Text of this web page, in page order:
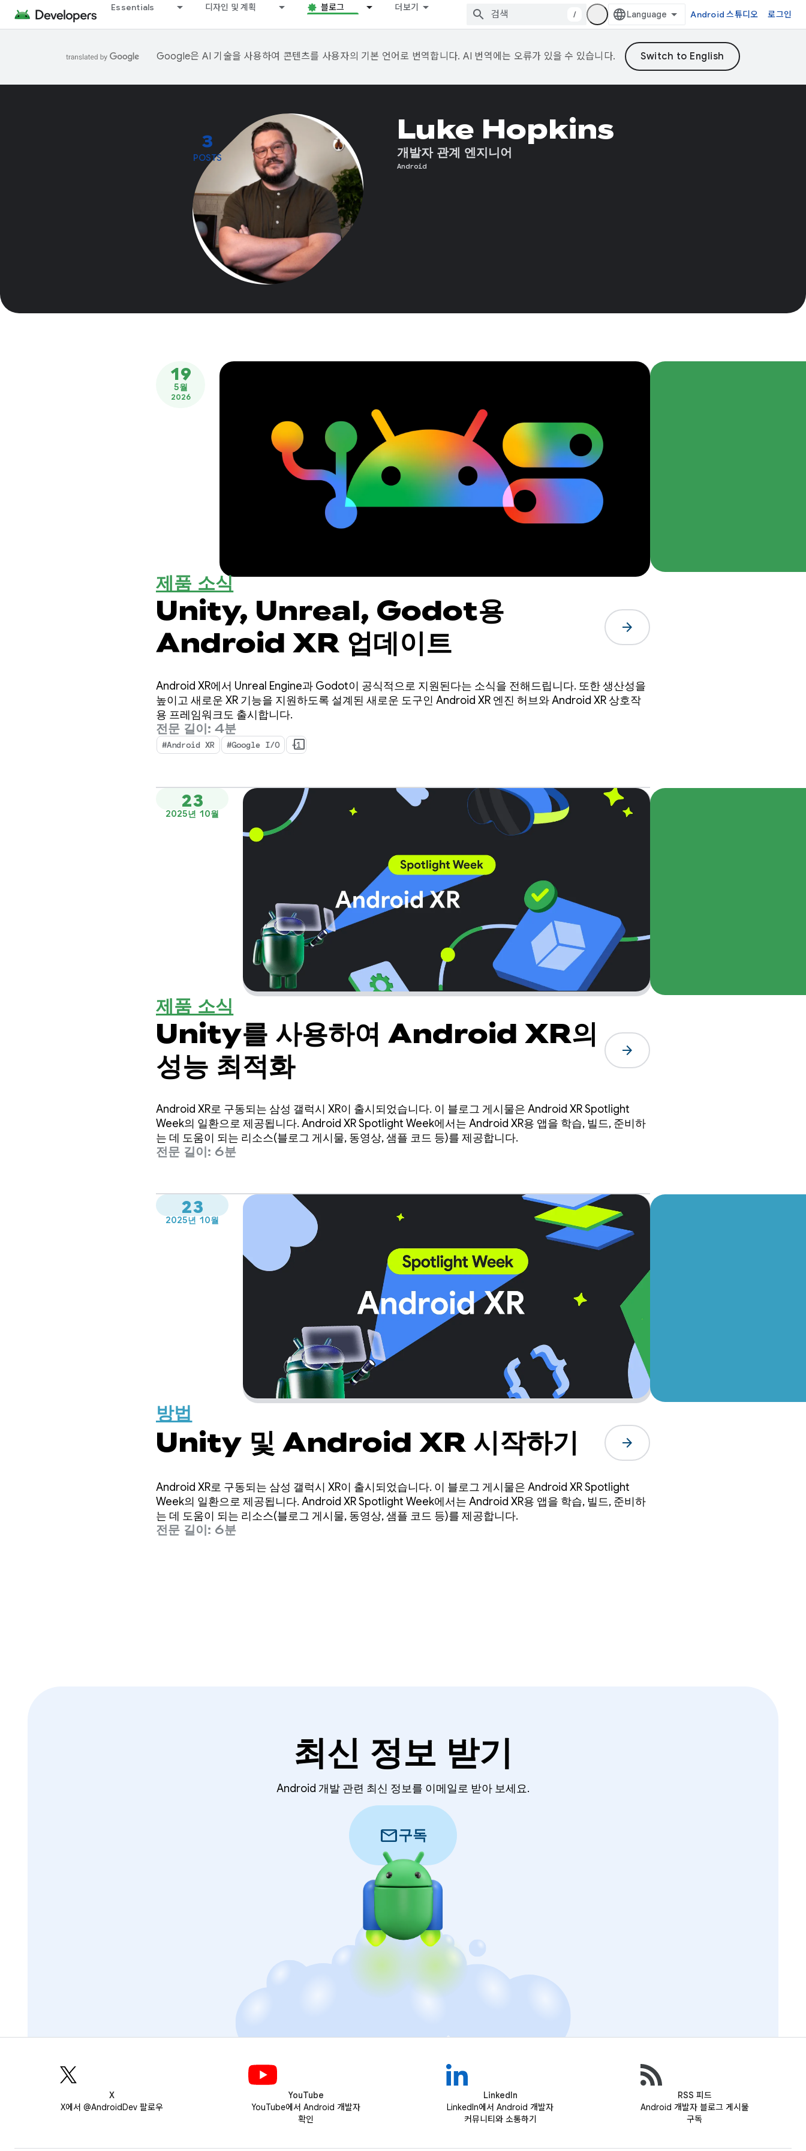
Essentials 디자인 및 계획 블로그 더보기
/ Android 스튜디오 로그인
Google은 AI 기술을 사용하여 콘텐츠를 사용자의 기본 언어로 번역합니다. AI 번역에는 오류가 있을 수 있습니다.
3
POSTS
Luke Hopkins
개발자 관계 엔지니어
Android
19
5월
2026
제품 소식
Unity, Unreal, Godot용
Android XR 업데이트
arrow_forward
Android XR에서 Unreal Engine과 Godot이 공식적으로 지원된다는 소식을 전해드립니다. 또한 생산성을
높이고 새로운 XR 기능을 지원하도록 설계된 새로운 도구인 Android XR 엔진 허브와 Android XR 상호작
용 프레임워크도 출시합니다.
전문 길이: 4분
#Android XR #Google I/O +1
23
2025년 10월
제품 소식
Unity를 사용하여 Android XR의
성능 최적화
arrow_forward
Android XR로 구동되는 삼성 갤럭시 XR이 출시되었습니다. 이 블로그 게시물은 Android XR Spotlight
Week의 일환으로 제공됩니다. Android XR Spotlight Week에서는 Android XR용 앱을 학습, 빌드, 준비하
는 데 도움이 되는 리소스(블로그 게시물, 동영상, 샘플 코드 등)를 제공합니다.
전문 길이: 6분
23
2025년 10월
방법
Unity 및 Android XR 시작하기 arrow_forward
Android XR로 구동되는 삼성 갤럭시 XR이 출시되었습니다. 이 블로그 게시물은 Android XR Spotlight
Week의 일환으로 제공됩니다. Android XR Spotlight Week에서는 Android XR용 앱을 학습, 빌드, 준비하
는 데 도움이 되는 리소스(블로그 게시물, 동영상, 샘플 코드 등)를 제공합니다.
전문 길이: 6분
최신 정보 받기
Android 개발 관련 최신 정보를 이메일로 받아 보세요.
mail구독
X
X에서 @AndroidDev 팔로우
YouTube
YouTube에서 Android 개발자
확인
LinkedIn
LinkedIn에서 Android 개발자
커뮤니티와 소통하기
RSS 피드
Android 개발자 블로그 게시물
구독